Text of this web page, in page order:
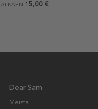
ALKAEN 15,00 €
Dear Sam
Meistä